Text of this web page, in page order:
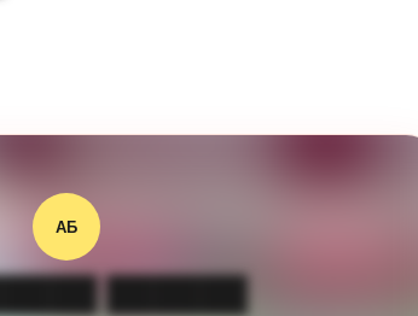
АБ
██████